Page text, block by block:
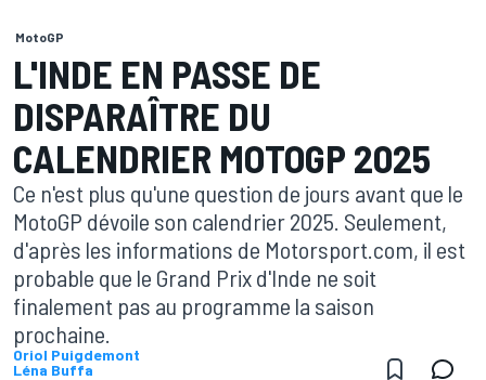
MotoGP
L'INDE EN PASSE DE
DISPARAÎTRE DU
CALENDRIER MOTOGP 2025
Ce n'est plus qu'une question de jours avant que le
MotoGP dévoile son calendrier 2025. Seulement,
d'après les informations de Motorsport.com, il est
probable que le Grand Prix d'Inde ne soit
finalement pas au programme la saison
prochaine.
Oriol Puigdemont
Léna Buffa